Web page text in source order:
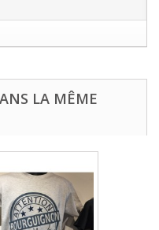
LA MÊME